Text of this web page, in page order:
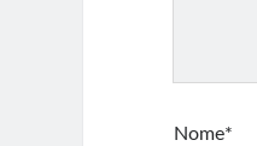
Nome*